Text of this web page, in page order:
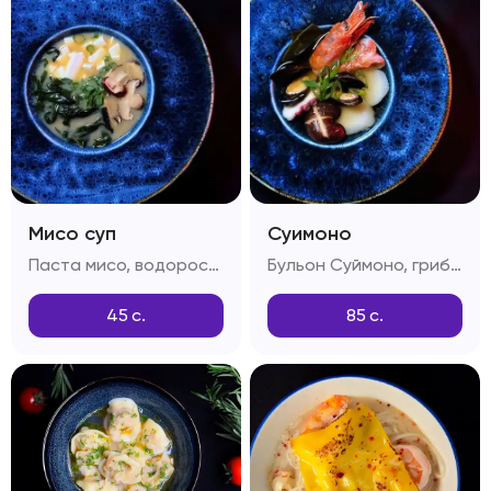
Мисо суп
Паста мисо, водоросли вакамэ, грибы шиитаке, сыр тоффу, зелень
45 с.
Суимоно
Бульон Суймоно, грибы шиитаке, лангустины, креветки, мидии, морской гребешок, осьминог, зелень
85 с.